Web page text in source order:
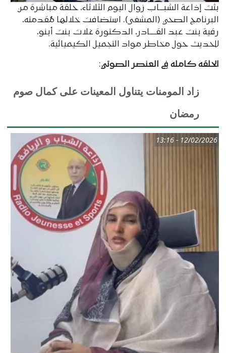
بثت إذاعة الشبـــاب زوال اليوم الثلاثاء، حلقة مباشرة من
البرنامج الصحي (المشفى). استضافت خلالها مُقدمته،
رقية بنت عبد القــــادر، الدكتورة غلات بنت أبنو،
للحديث حول مخاطر مواد التجميل الكيميائية.
الحلقة كاملة في العنصر الصوتي:
زاد المومنات يتناول المعينات على كمال صوم
رمضان
12/02/2026 - 13:16